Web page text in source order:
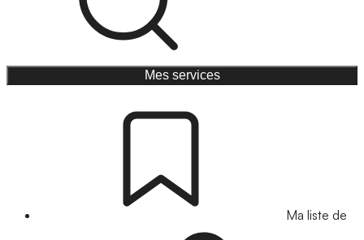
Mes services
Ma liste de